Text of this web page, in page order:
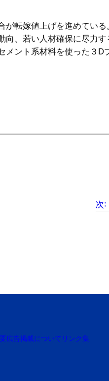
転嫁値上げを進めてい
、若い人材確保に尽力
ント系材料を使った３D
次:
広告掲載について リンク集